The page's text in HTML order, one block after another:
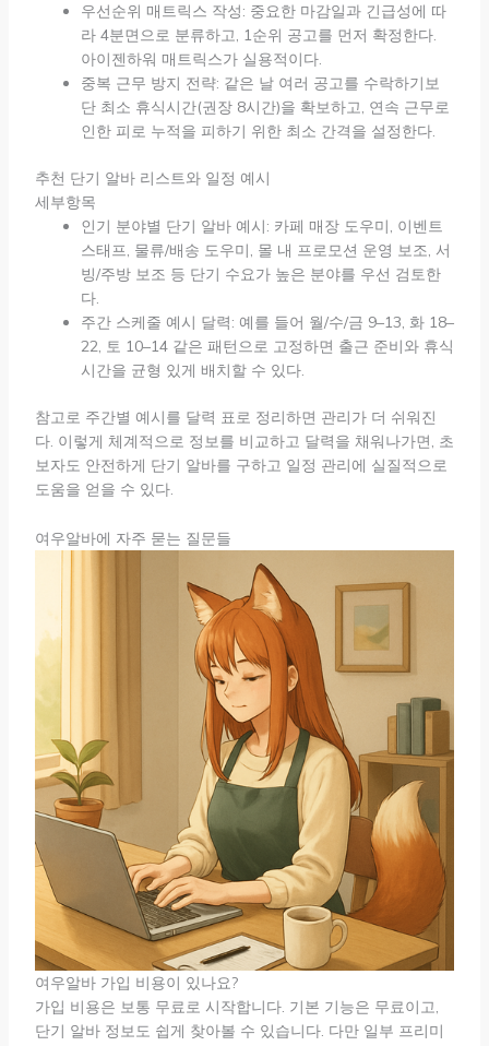
우선순위 매트릭스 작성: 중요한 마감일과 긴급성에 따
라 4분면으로 분류하고, 1순위 공고를 먼저 확정한다.
아이젠하워 매트릭스가 실용적이다.
중복 근무 방지 전략: 같은 날 여러 공고를 수락하기보
단 최소 휴식시간(권장 8시간)을 확보하고, 연속 근무로
인한 피로 누적을 피하기 위한 최소 간격을 설정한다.
추천 단기 알바 리스트와 일정 예시
세부항목
인기 분야별 단기 알바 예시: 카페 매장 도우미, 이벤트
스태프, 물류/배송 도우미, 몰 내 프로모션 운영 보조, 서
빙/주방 보조 등 단기 수요가 높은 분야를 우선 검토한
다.
주간 스케줄 예시 달력: 예를 들어 월/수/금 9–13, 화 18–
22, 토 10–14 같은 패턴으로 고정하면 출근 준비와 휴식
시간을 균형 있게 배치할 수 있다.
참고로 주간별 예시를 달력 표로 정리하면 관리가 더 쉬워진
다. 이렇게 체계적으로 정보를 비교하고 달력을 채워나가면, 초
보자도 안전하게 단기 알바를 구하고 일정 관리에 실질적으로
도움을 얻을 수 있다.
여우알바에 자주 묻는 질문들
여우알바 가입 비용이 있나요?
가입 비용은 보통 무료로 시작합니다. 기본 기능은 무료이고,
단기 알바 정보도 쉽게 찾아볼 수 있습니다. 다만 일부 프리미